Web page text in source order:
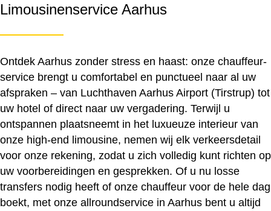
Limousinenservice Aarhus
Ontdek Aarhus zonder stress en haast: onze chauffeur-
service brengt u comfortabel en punctueel naar al uw
afspraken – van Luchthaven Aarhus Airport (Tirstrup) tot
uw hotel of direct naar uw vergadering. Terwijl u
ontspannen plaatsneemt in het luxueuze interieur van
onze high-end limousine, nemen wij elk verkeersdetail
voor onze rekening, zodat u zich volledig kunt richten op
uw voorbereidingen en gesprekken. Of u nu losse
transfers nodig heeft of onze chauffeur voor de hele dag
boekt, met onze allroundservice in Aarhus bent u altijd